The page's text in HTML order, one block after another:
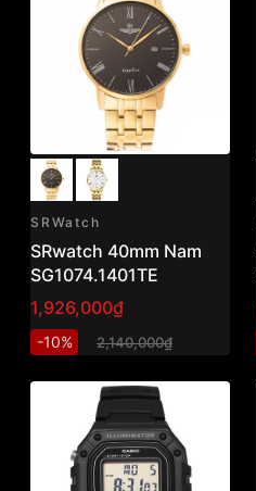
SRWatch
SRwatch 40mm Nam
SG1074.1401TE
1,926,000₫
-10% 2,140,000₫